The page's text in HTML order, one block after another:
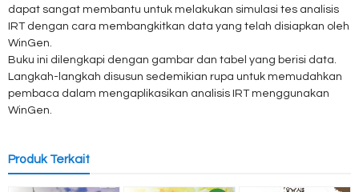
dapat sangat membantu untuk melakukan simulasi tes analisis
IRT dengan cara membangkitkan data yang telah disiapkan oleh
WinGen.
Buku ini dilengkapi dengan gambar dan tabel yang berisi data.
Langkah-langkah disusun sedemikian rupa untuk memudahkan
pembaca dalam mengaplikasikan analisis IRT menggunakan
WinGen.
Produk Terkait